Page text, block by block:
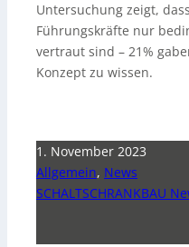
Untersuchung zeigt,
Führungskräfte nur
vertraut sind – 21%
Konzept zu wissen.
1. November 2023
Allgemein, News
SCHALTSCHRANKBAU